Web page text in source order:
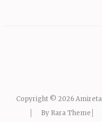
Copyright © 2026Amireta
By Rara Theme